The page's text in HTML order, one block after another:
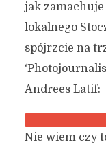
jak zamachuje
lokalnego
spójrzcie na
Andrees Latif:
Nie wiem czy